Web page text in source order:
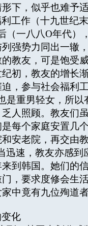
下，似乎也难予
利工作（十九世纪
一八八O年代）
强势力同出一辙
教友，可是饱受
初，教友的增长
，参与社会福利
重男轻女，所以
人照顾。教友们
每个家庭安置几
安老院，再交由
迅速，教友亦感
到韩国。她们的
，要求度修会生
中竟有九位殉道
变化